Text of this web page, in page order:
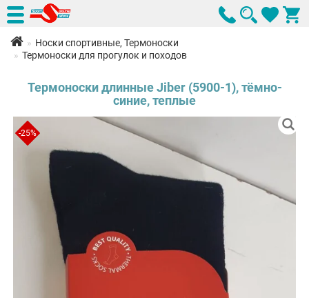
Носки спортивные, Термоноски
Термоноски для прогулок и походов
Термоноски длинные Jiber (5900-1), тёмно-
синие, теплые
-25%